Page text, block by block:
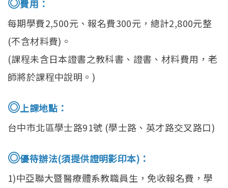
費用：
每期學費2,500元、報名費300元，總計2,800元整
(不含材料費)。
(課程未含日本證書之教科書、證書、材料費用，老
師將於課程中說明。)
◎上課地點：
台中市北區學士路91號 (學士路、英才路交叉路口)
◎優待辦法(須提供證明影印本)：
1)中亞聯大暨醫療體系教職員生，免收報名費，學